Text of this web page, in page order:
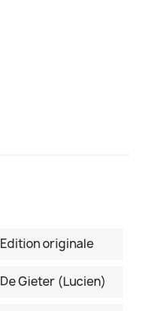
Edition originale
De Gieter (Lucien)